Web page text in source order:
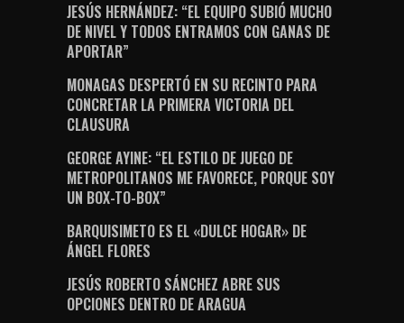
JESÚS HERNÁNDEZ: “EL EQUIPO SUBIÓ MUCHO
DE NIVEL Y TODOS ENTRAMOS CON GANAS DE
APORTAR”
MONAGAS DESPERTÓ EN SU RECINTO PARA
CONCRETAR LA PRIMERA VICTORIA DEL
CLAUSURA
GEORGE AYINE: “EL ESTILO DE JUEGO DE
METROPOLITANOS ME FAVORECE, PORQUE SOY
UN BOX-TO-BOX”
BARQUISIMETO ES EL «DULCE HOGAR» DE
ÁNGEL FLORES
JESÚS ROBERTO SÁNCHEZ ABRE SUS
OPCIONES DENTRO DE ARAGUA